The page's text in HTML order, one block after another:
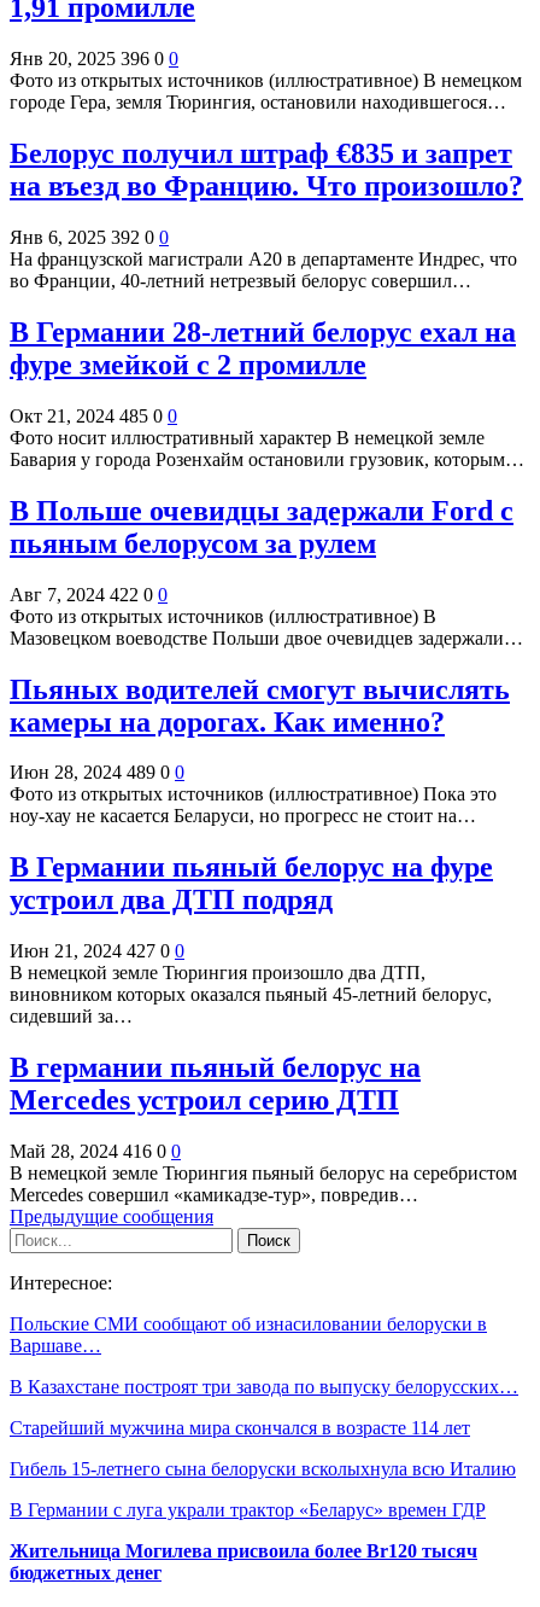
1,91 промилле
Янв 20, 2025 396 0 0
Фото из открытых источников (иллюстративное) В немецком
городе Гера, земля Тюрингия, остановили находившегося…
Белорус получил штраф €835 и запрет
на въезд во Францию. Что произошло?
Янв 6, 2025 392 0 0
На французской магистрали А20 в департаменте Индрес, что
во Франции, 40-летний нетрезвый белорус совершил…
В Германии 28-летний белорус ехал на
фуре змейкой с 2 промилле
Окт 21, 2024 485 0 0
Фото носит иллюстративный характер В немецкой земле
Бавария у города Розенхайм остановили грузовик, которым…
В Польше очевидцы задержали Ford c
пьяным белорусом за рулем
Авг 7, 2024 422 0 0
Фото из открытых источников (иллюстративное) В
Мазовецком воеводстве Польши двое очевидцев задержали…
Пьяных водителей смогут вычислять
камеры на дорогах. Как именно?
Июн 28, 2024 489 0 0
Фото из открытых источников (иллюстративное) Пока это
ноу-хау не касается Беларуси, но прогресс не стоит на…
В Германии пьяный белорус на фуре
устроил два ДТП подряд
Июн 21, 2024 427 0 0
В немецкой земле Тюрингия произошло два ДТП,
виновником которых оказался пьяный 45-летний белорус,
сидевший за…
В германии пьяный белорус на
Mercedes устроил серию ДТП
Май 28, 2024 416 0 0
В немецкой земле Тюрингия пьяный белорус на серебристом
Mercedes совершил «камикадзе-тур», повредив…
Предыдущие сообщения
Интересное:
Польские СМИ сообщают об изнасиловании белоруски в
Варшаве…
В Казахстане построят три завода по выпуску белорусских…
Старейший мужчина мира скончался в возрасте 114 лет
Гибель 15-летнего сына белоруски всколыхнула всю Италию
В Германии с луга украли трактор «Беларус» времен ГДР
Жительница Могилева присвоила более Br120 тысяч
бюджетных денег